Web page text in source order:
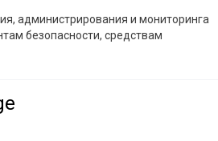
администрирования и мониторинга
безопасности, средствам